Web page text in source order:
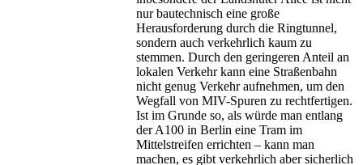
nur bautechnisch eine große
Herausforderung durch die Ringtunnel,
sondern auch verkehrlich kaum zu
stemmen. Durch den geringeren Anteil an
lokalen Verkehr kann eine Straßenbahn
nicht genug Verkehr aufnehmen, um den
Wegfall von MIV-Spuren zu rechtfertigen.
Ist im Grunde so, als würde man entlang
der A100 in Berlin eine Tram im
Mittelstreifen errichten – kann man
machen, es gibt verkehrlich aber sicherlich